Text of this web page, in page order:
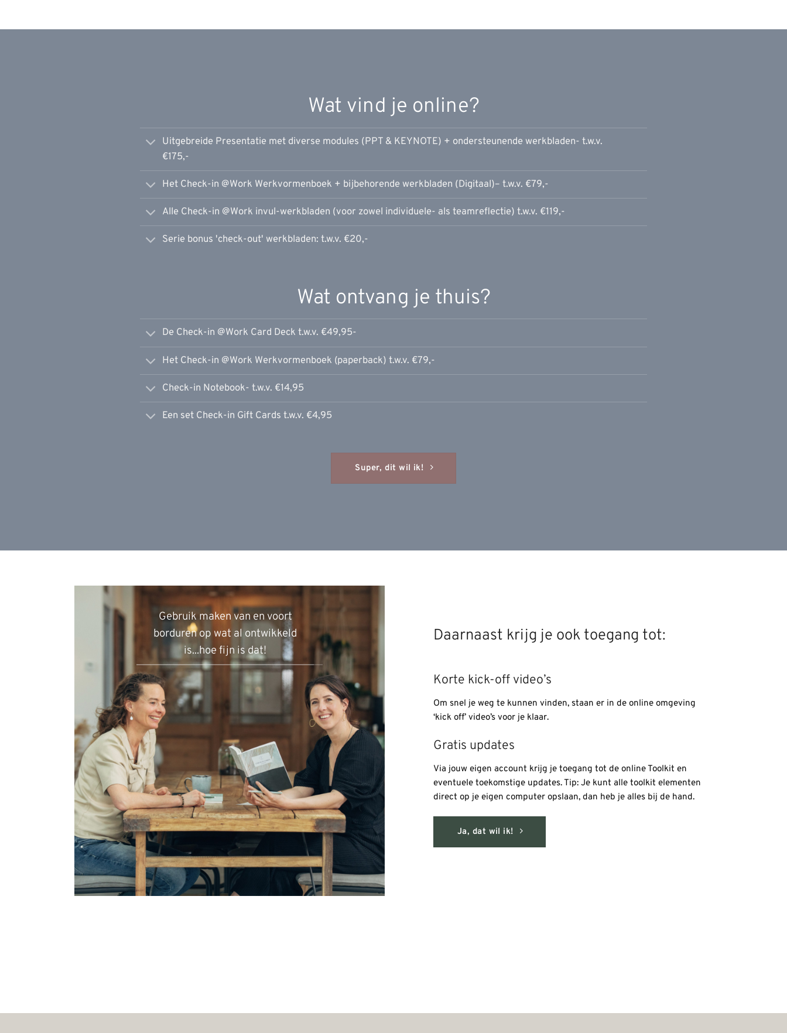
Wat vind je online?
Uitgebreide Presentatie met diverse modules (PPT & KEYNOTE) + ondersteunende werkbladen- t.w.v.
€175,-
Het Check-in @Work Werkvormenboek + bijbehorende werkbladen (Digitaal)– t.w.v. €79,-
Alle Check-in @Work invul-werkbladen (voor zowel individuele- als teamreflectie) t.w.v. €119,-
Serie bonus 'check-out' werkbladen: t.w.v. €20,-
Wat ontvang je thuis?
De Check-in @Work Card Deck t.w.v. €49,95-
Het Check-in @Work Werkvormenboek (paperback) t.w.v. €79,-
Check-in Notebook- t.w.v. €14,95
Een set Check-in Gift Cards t.w.v. €4,95
Super, dit wil ik!
Gebruik maken van en voort
borduren op wat al ontwikkeld
is...hoe fijn is dat!
Daarnaast krijg je ook toegang tot:
Korte kick-off video’s
Om snel je weg te kunnen vinden, staan er in de online omgeving
‘kick off’ video’s voor je klaar.
Gratis updates
Via jouw eigen account krijg je toegang tot de online Toolkit en
eventuele toekomstige updates. Tip: Je kunt alle toolkit elementen
direct op je eigen computer opslaan, dan heb je alles bij de hand.
Ja, dat wil ik!